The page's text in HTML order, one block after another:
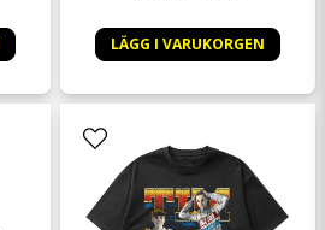
LÄGG I VARUKORGEN